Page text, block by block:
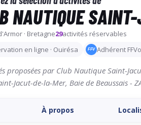
NAUTIQUE
· Bretagne29activités réservables
en ligne · Ouirésa
FFV Adhérent
proposées par Club Nautique Saint-
Jacut-de-la-Mer, Baie de Beaussais -
À propos